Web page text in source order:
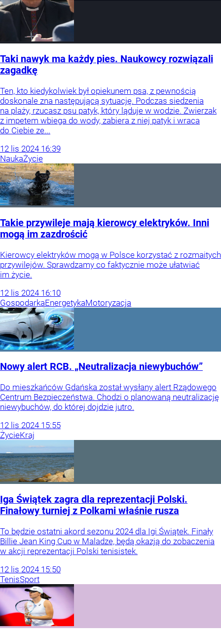
Taki nawyk ma każdy pies. Naukowcy rozwiązali
zagadkę
Ten, kto kiedykolwiek był opiekunem psa, z pewnością
doskonale zna następującą sytuację. Podczas siedzenia
na plaży, rzucasz psu patyk, który ląduje w wodzie. Zwierzak
z impetem wbiega do wody, zabiera z niej patyk i wraca
do Ciebie ze...
12 lis 2024 16:39
NaukaŻycie
Takie przywileje mają kierowcy elektryków. Inni
mogą im zazdrościć
Kierowcy elektryków mogą w Polsce korzystać z rozmaitych
przywilejów. Sprawdzamy co faktycznie może ułatwiać
im życie.
12 lis 2024 16:10
GospodarkaEnergetykaMotoryzacja
Nowy alert RCB. „Neutralizacja niewybuchów”
Do mieszkańców Gdańska został wysłany alert Rządowego
Centrum Bezpieczeństwa. Chodzi o planowaną neutralizację
niewybuchów, do której dojdzie jutro.
12 lis 2024 15:55
ŻycieKraj
Iga Świątek zagra dla reprezentacji Polski.
Finałowy turniej z Polkami właśnie rusza
To będzie ostatni akord sezonu 2024 dla Igi Świątek. Finały
Billie Jean King Cup w Maladze, będą okazją do zobaczenia
w akcji reprezentacji Polski tenisistek.
12 lis 2024 15:50
TenisSport